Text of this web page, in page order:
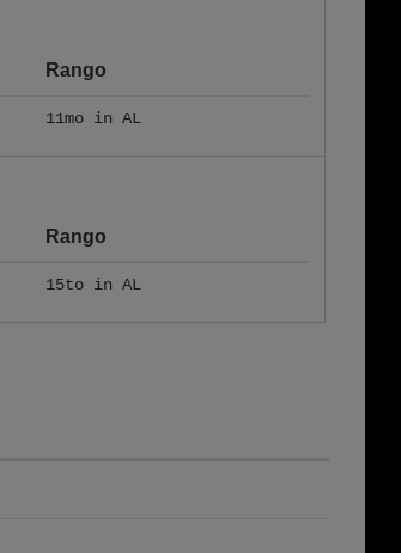
Rango
11mo in AL
Rango
15to in AL